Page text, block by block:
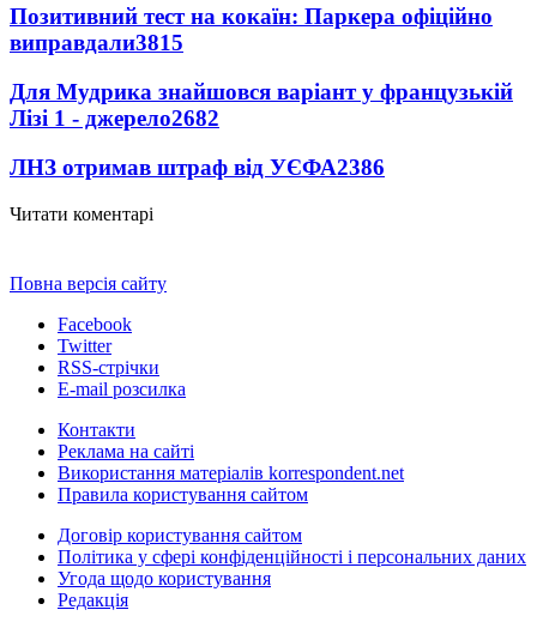
Позитивний тест на кокаїн: Паркера офіційно
виправдали3815
Для Мудрика знайшовся варіант у французькій
Лізі 1 - джерело2682
ЛНЗ отримав штраф від УЄФА2386
Читати коментарі
Повна версія сайту
Facebook
Twitter
RSS-стрічки
E-mail розсилка
Контакти
Реклама на сайті
Використання матеріалів korrespondent.net
Правила користування сайтом
Договір користування сайтом
Політика у сфері конфіденційності і персональних даних
Угода щодо користування
Редакція